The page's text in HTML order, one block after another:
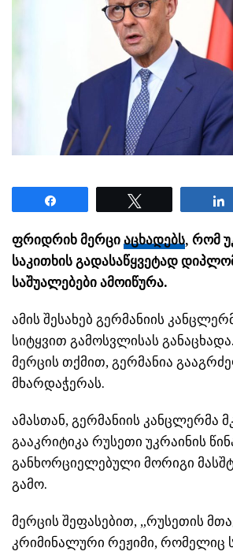
ფრიდრიხ მერცი აცხადებს, რომ
საკითხის გადასაწყვეტად
საშუალებები ამოიწურა.
ამის შესახებ გერმანიის
სიტყვით გამოსვლისას
მერცის თქმით, გერმანია
მხარდაჭერას.
ამასთან, გერმანიის კანცლერმა
გააკრიტიკა რუსეთი უკრაინის
განხორციელებული მორიგი
გამო.
მერცის შეფასებით, „რუსეთის
კრიმინალური რეჟიმი, რომელიც